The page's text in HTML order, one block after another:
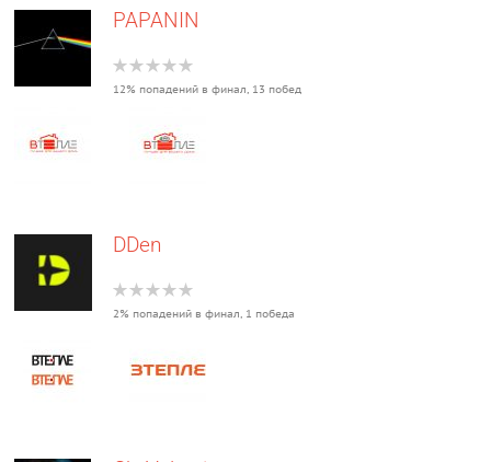
PAPANIN
12% попадений в финал, 13 побед
DDen
2% попадений в финал, 1 победа